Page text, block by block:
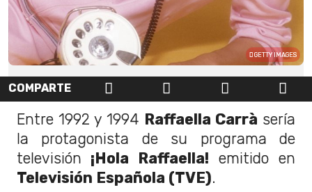
GETTY IMAGES
COMPARTE
Entre 1992 y 1994 Raffaella Carrà sería
la protagonista de su programa de
televisión ¡Hola Raffaella! emitido en
Televisión Española (TVE).